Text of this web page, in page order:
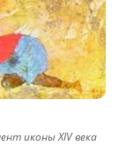
иконы XIV века